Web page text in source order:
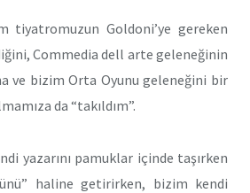
tiyatromuzun Goldoni’ye gereken
Commedia dell arte geleneğinin
ve bizim Orta Oyunu geleneğini bir
da “takıldım”.
yazarını pamuklar içinde taşırken
haline getirirken, bizim kendi